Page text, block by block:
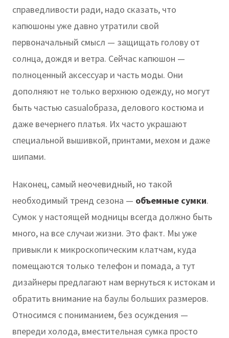
справедливости ради, надо сказать, что
капюшоны уже давно утратили свой
первоначальный смысл — защищать голову от
солнца, дождя и ветра. Сейчас капюшон —
полноценный аксессуар и часть моды. Они
дополняют не только верхнюю одежду, но могут
быть частью casualобраза, делового костюма и
даже вечернего платья. Их часто украшают
специальной вышивкой, принтами, мехом и даже
шипами.
Наконец, самый неочевидный, но такой
необходимый тренд сезона — объемные сумки.
Сумок у настоящей модницы всегда должно быть
много, на все случаи жизни. Это факт. Мы уже
привыкли к микроскопическим клатчам, куда
помещаются только телефон и помада, а тут
дизайнеры предлагают нам вернуться к истокам и
обратить внимание на баулы больших размеров.
Относимся с пониманием, без осуждения —
впереди холода, вместительная сумка просто